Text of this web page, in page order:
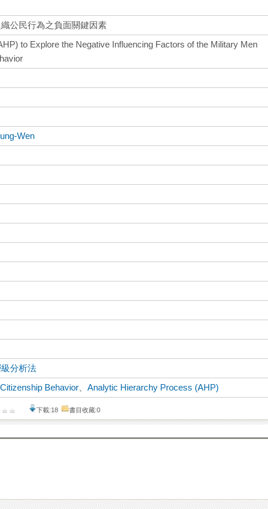
公民行為之負面關鍵因素
to Explore the Negative Influencing Factors of the Military Men
Wen
級分析法
Behavior 、Analytic Hierarchy Process (AHP)
下載:18 書目收藏:0